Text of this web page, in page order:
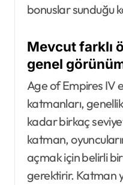
bonuslar sunduğu
Mevcut farklı
genel
Age of Empires IV
katmanları,
kadar birkaç
katman,
açmak için belirli
gerektirir. Katman